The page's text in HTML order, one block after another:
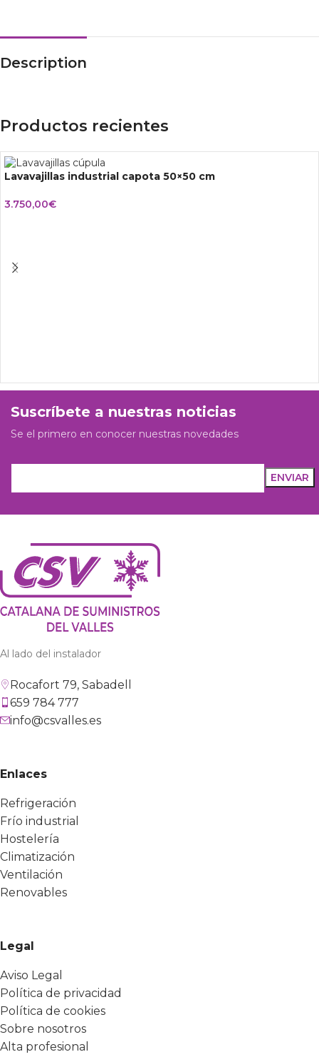
Description
Productos recientes
Lavavajillas industrial capota 50×50 cm
3.750,00€
Suscríbete a nuestras noticias
Se el primero en conocer nuestras novedades
Al lado del instalador
Rocafort 79, Sabadell
659 784 777
info@csvalles.es
Enlaces
Refrigeración
Frío industrial
Hostelería
Climatización
Ventilación
Renovables
Legal
Aviso Legal
Política de privacidad
Política de cookies
Sobre nosotros
Alta profesional